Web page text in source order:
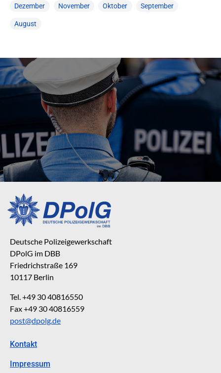
Dezember November Oktober September
August
Deutsche Polizeigewerkschaft
DPolG im DBB
Friedrichstraße 169
10117 Berlin
Tel. +49 30 40816550
Fax +49 30 40816559
post@dpolg.de
Kontakt
Impressum